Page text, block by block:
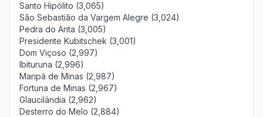
Santo Hipólito (3,065)
São Sebastião da Vargem Alegre (3,024)
Pedra do Anta (3,005)
Presidente Kubitschek (3,001)
Dom Viçoso (2,997)
Ibituruna (2,996)
Maripá de Minas (2,987)
Fortuna de Minas (2,967)
Glaucilândia (2,962)
Desterro do Melo (2,884)